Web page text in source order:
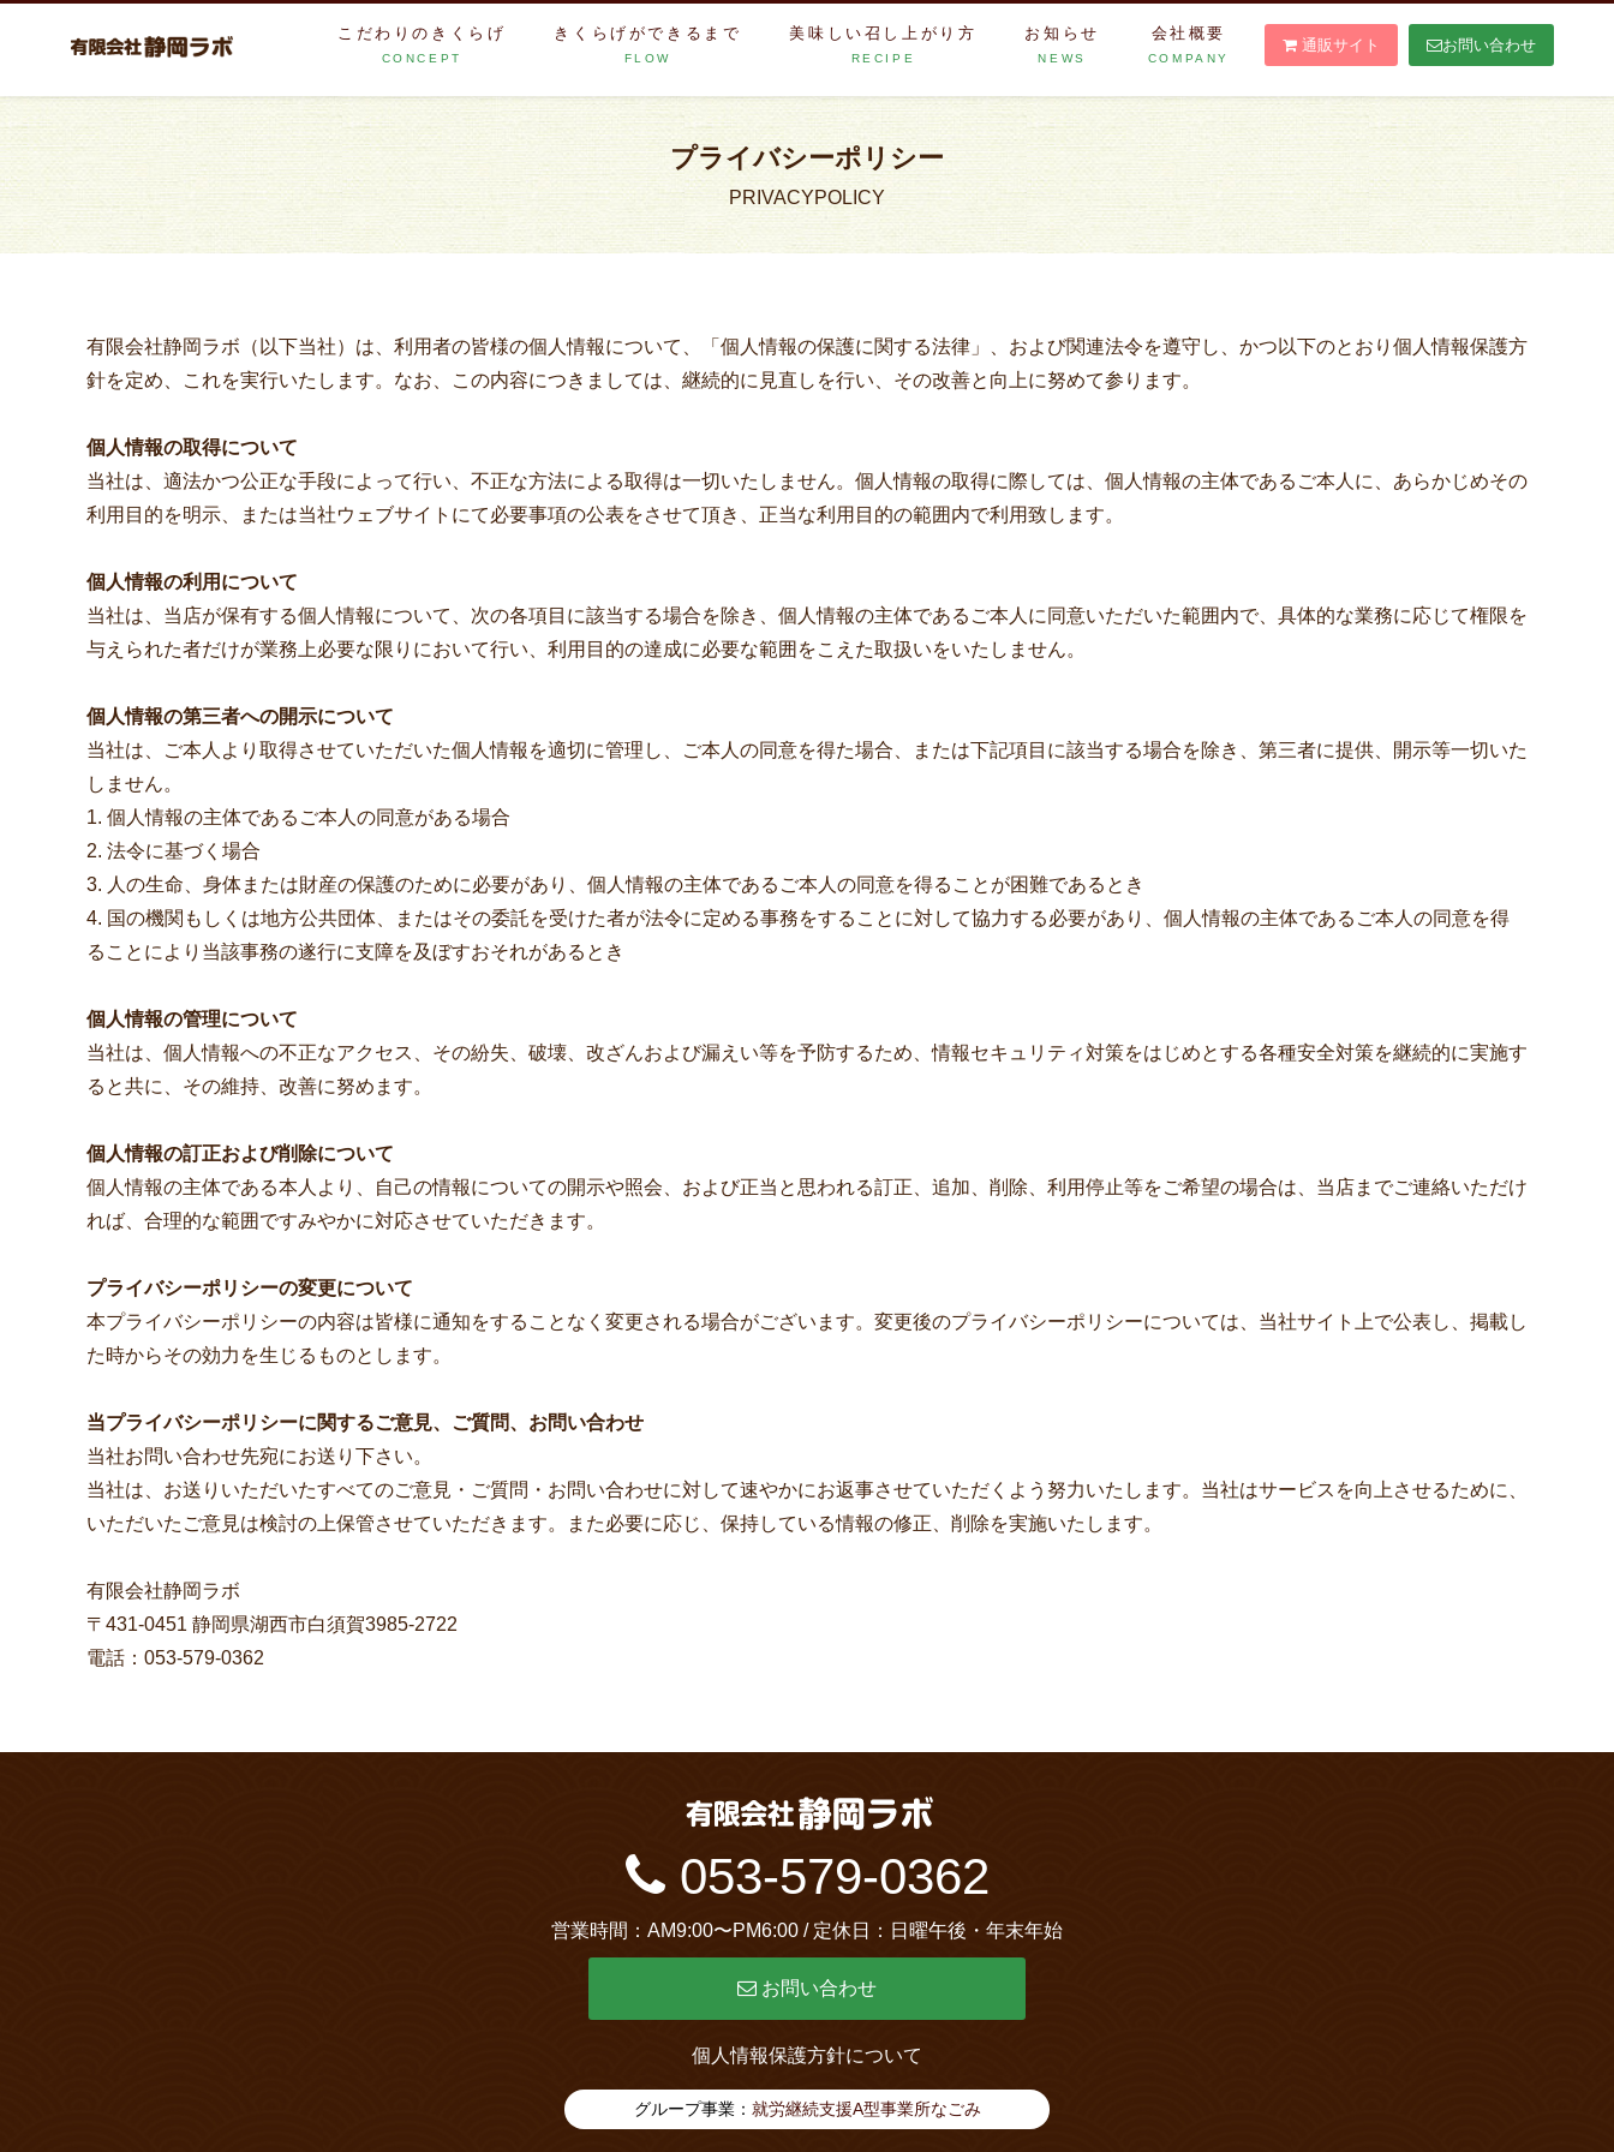
こだわりのきくらげ
CONCEPT
きくらげができるまで
FLOW
美味しい召し上がり方
RECIPE
お知らせ
NEWS
会社概要
COMPANY
通販サイト お問い合わせ
プライバシーポリシー
PRIVACYPOLICY
有限会社静岡ラボ（以下当社）は、利用者の皆様の個人情報について、「個人情報の保護に関する法律」、および関連法令を遵守し、かつ以下のとおり個人情報保護方
針を定め、これを実行いたします。なお、この内容につきましては、継続的に見直しを行い、その改善と向上に努めて参ります。
個人情報の取得について
当社は、適法かつ公正な手段によって行い、不正な方法による取得は一切いたしません。個人情報の取得に際しては、個人情報の主体であるご本人に、あらかじめその
利用目的を明示、または当社ウェブサイトにて必要事項の公表をさせて頂き、正当な利用目的の範囲内で利用致します。
個人情報の利用について
当社は、当店が保有する個人情報について、次の各項目に該当する場合を除き、個人情報の主体であるご本人に同意いただいた範囲内で、具体的な業務に応じて権限を
与えられた者だけが業務上必要な限りにおいて行い、利用目的の達成に必要な範囲をこえた取扱いをいたしません。
個人情報の第三者への開示について
当社は、ご本人より取得させていただいた個人情報を適切に管理し、ご本人の同意を得た場合、または下記項目に該当する場合を除き、第三者に提供、開示等一切いた
しません。
1. 個人情報の主体であるご本人の同意がある場合
2. 法令に基づく場合
3. 人の生命、身体または財産の保護のために必要があり、個人情報の主体であるご本人の同意を得ることが困難であるとき
4. 国の機関もしくは地方公共団体、またはその委託を受けた者が法令に定める事務をすることに対して協力する必要があり、個人情報の主体であるご本人の同意を得
ることにより当該事務の遂行に支障を及ぼすおそれがあるとき
個人情報の管理について
当社は、個人情報への不正なアクセス、その紛失、破壊、改ざんおよび漏えい等を予防するため、情報セキュリティ対策をはじめとする各種安全対策を継続的に実施す
ると共に、その維持、改善に努めます。
個人情報の訂正および削除について
個人情報の主体である本人より、自己の情報についての開示や照会、および正当と思われる訂正、追加、削除、利用停止等をご希望の場合は、当店までご連絡いただけ
れば、合理的な範囲ですみやかに対応させていただきます。
プライバシーポリシーの変更について
本プライバシーポリシーの内容は皆様に通知をすることなく変更される場合がございます。変更後のプライバシーポリシーについては、当社サイト上で公表し、掲載し
た時からその効力を生じるものとします。
当プライバシーポリシーに関するご意見、ご質問、お問い合わせ
当社お問い合わせ先宛にお送り下さい。
当社は、お送りいただいたすべてのご意見・ご質問・お問い合わせに対して速やかにお返事させていただくよう努力いたします。当社はサービスを向上させるために、
いただいたご意見は検討の上保管させていただきます。また必要に応じ、保持している情報の修正、削除を実施いたします。
有限会社静岡ラボ
〒431-0451 静岡県湖西市白須賀3985-2722
電話：053-579-0362
053-579-0362
営業時間：AM9:00〜PM6:00 / 定休日：日曜午後・年末年始
お問い合わせ
個人情報保護方針について
グループ事業： 就労継続支援A型事業所なごみ